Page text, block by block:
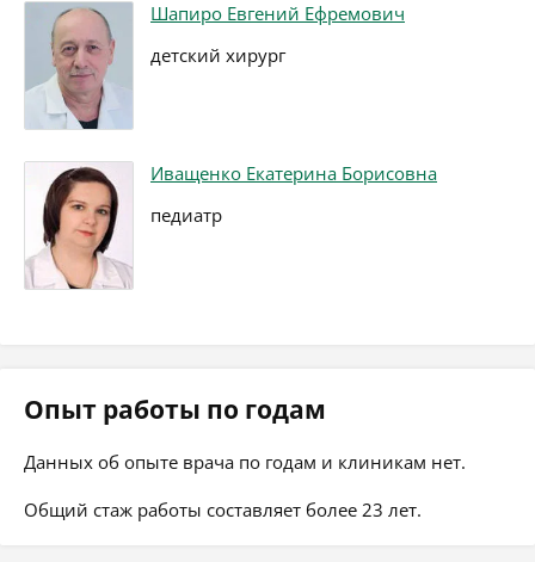
Шапиро Евгений Ефремович
детский хирург
Иващенко Екатерина Борисовна
педиатр
Опыт работы по годам
Данных об опыте врача по годам и клиникам нет.
Общий стаж работы составляет более 23 лет.